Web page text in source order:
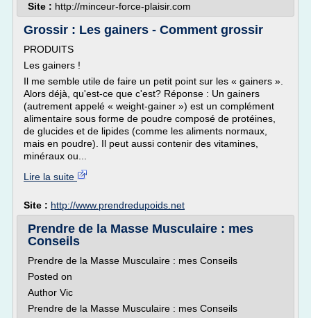
Site : http://minceur-force-plaisir.com
Grossir : Les gainers - Comment grossir
PRODUITS
Les gainers !
Il me semble utile de faire un petit point sur les « gainers ».
Alors déjà, qu'est-ce que c'est? Réponse : Un gainers
(autrement appelé « weight-gainer ») est un complément
alimentaire sous forme de poudre composé de protéines,
de glucides et de lipides (comme les aliments normaux,
mais en poudre). Il peut aussi contenir des vitamines,
minéraux ou...
Lire la suite
Site : http://www.prendredupoids.net
Prendre de la Masse Musculaire : mes
Conseils
Prendre de la Masse Musculaire : mes Conseils
Posted on
Author Vic
Prendre de la Masse Musculaire : mes Conseils